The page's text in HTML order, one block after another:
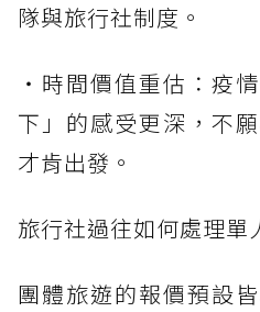
隊與旅行社制度。
・時間價值重估：疫
下」的感受更深，不
才肯出發。
旅行社過往如何處理單
團體旅遊的報價預設